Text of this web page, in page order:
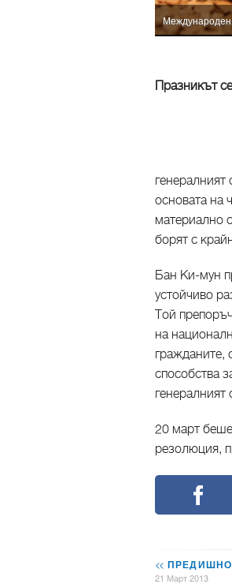
Празникът
основата на
материално
борят с
Бан Ки-мун
устойчиво
Той
на
гражданите,
способства
генералният
20 март
резолюция,
<< ПРЕДИШНО
21 Март 2013